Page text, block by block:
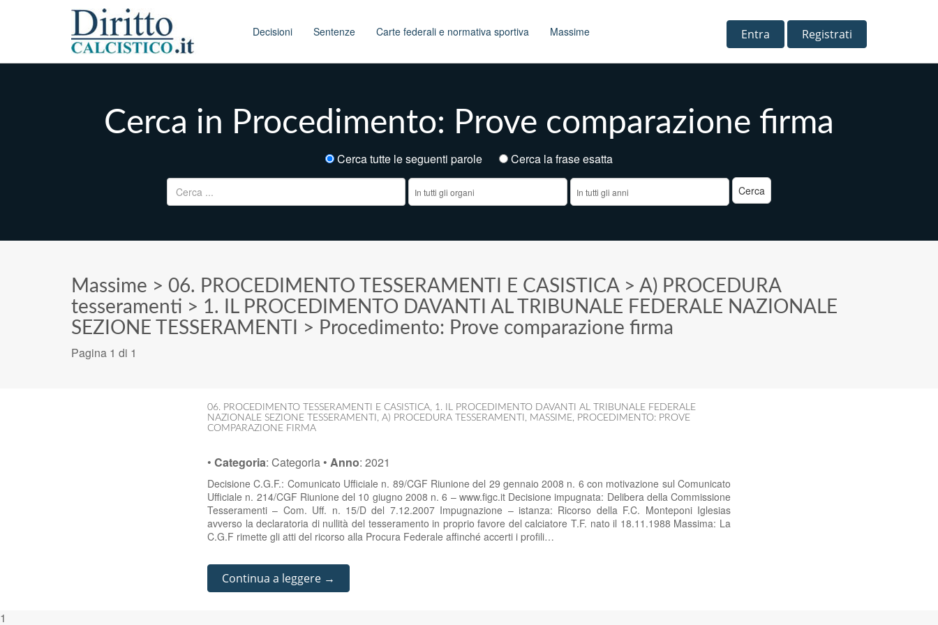
Main menu Decisioni Sentenze Carte federali e normativa sportiva Massime Entra Registrati
Cerca in Procedimento: Prove comparazione firma
Cerca tutte le seguenti parole
Cerca la frase esatta
Ricerca per:
Massime > 06. PROCEDIMENTO TESSERAMENTI E CASISTICA> A) PROCEDURA
tesseramenti > 1. IL PROCEDIMENTO DAVANTI AL TRIBUNALE FEDERALE NAZIONALE
SEZIONE TESSERAMENTI
> Procedimento: Prove comparazione firma
Pagina 1 di 1
06. PROCEDIMENTO TESSERAMENTI E CASISTICA, 1. IL PROCEDIMENTO DAVANTI AL TRIBUNALE FEDERALE
NAZIONALE SEZIONE TESSERAMENTI , A) PROCEDURA TESSERAMENTI , MASSIME, PROCEDIMENTO: PROVE
COMPARAZIONE FIRMA
• Categoria: Categoria • Anno: 2021
Decisione C.G.F.: Comunicato Ufficiale n. 89/CGF Riunione del 29 gennaio 2008 n. 6 con motivazione sul Comunicato
Ufficiale n. 214/CGF Riunione del 10 giugno 2008 n. 6 – www.figc.it Decisione impugnata: Delibera della Commissione
Tesseramenti – Com. Uff. n. 15/D del 7.12.2007 Impugnazione – istanza: Ricorso della F.C. Monteponi Iglesias
avverso la declaratoria di nullità del tesseramento in proprio favore del calciatore T.F. nato il 18.11.1988 Massima: La
C.G.F rimette gli atti del ricorso alla Procura Federale affinché accerti i profili…
Continua a leggere →
1